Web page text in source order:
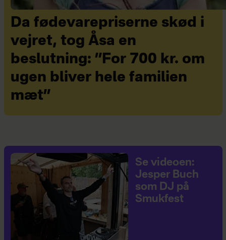
Da fødevarepriserne skød i
vejret, tog Åsa en
beslutning: ”For 700 kr. om
ugen bliver hele familien
mæt”
Se videoen:
Jesper Buch
som DJ på
Smukfest